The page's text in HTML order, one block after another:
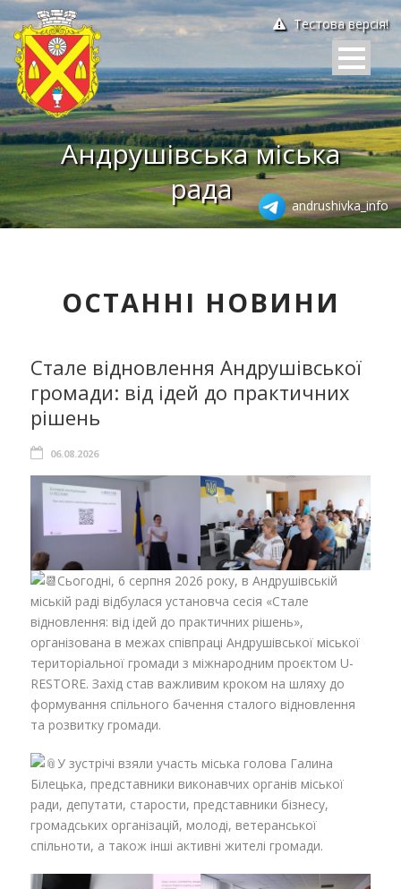
Тестова версія!
Андрушівська міська
рада
andrushivka_info
ОСТАННІ НОВИНИ
Стале відновлення Андрушівської
громади: від ідей до практичних
рішень
06.08.2026
Сьогодні, 6 серпня 2026 року, в Андрушівській
міській раді відбулася установча сесія «Стале
відновлення: від ідей до практичних рішень»,
організована в межах співпраці Андрушівської міської
територіальної громади з міжнародним проєктом U-
RESTORE. Захід став важливим кроком на шляху до
формування спільного бачення сталого відновлення
та розвитку громади.
У зустрічі взяли участь міська голова Галина
Білецька, представники виконавчих органів міської
ради, депутати, старости, представники бізнесу,
громадських організацій, молоді, ветеранської
спільноти, а також інші активні жителі громади.